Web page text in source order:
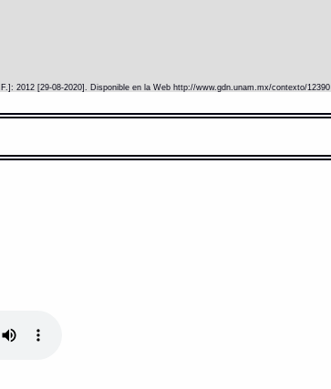
2012 [29-08-2020]. Disponible en la Web http://www.gdn.unam.mx/contexto/12390